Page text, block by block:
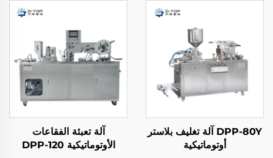
DPP-80Y آلة تغليف بلاستر
أوتوماتيكية
آلة تعبئة الفقاعات
الأوتوماتيكية DPP-120